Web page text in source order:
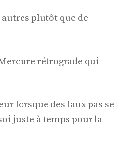
plutôt que de
rétrograde qui
lorsque des faux pas se
juste à temps pour la